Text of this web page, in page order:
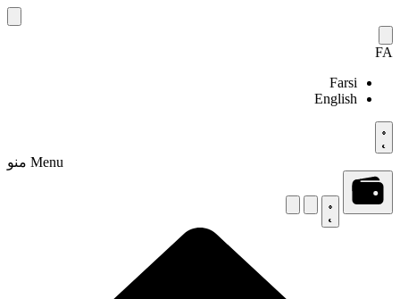
Skip
to
FA
Farsi
English
منو Menu